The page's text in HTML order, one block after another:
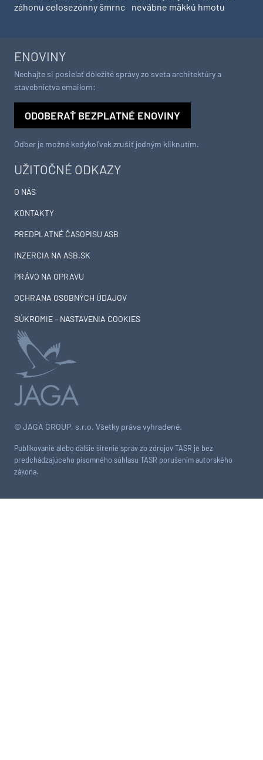
záhonu celosezónny šmrnc
nevábne mäkkú hmotu
© JAGA GROUP, s.r.o. Všetky práva vyhradené.
Publikovanie alebo ďalšie šírenie správ zo zdrojov TASR je bez
predchádzajúceho písomného súhlasu TASR porušením autorského
zákona.
UŽITOČNÉ ODKAZY
O NÁS
KONTAKTY
PREDPLATNÉ ČASOPISU ASB
INZERCIA NA ASB.SK
PRÁVO NA OPRAVU
OCHRANA OSOBNÝCH ÚDAJOV
SÚKROMIE – NASTAVENIA COOKIES
ENOVINY
Nechajte si posielať dôležité správy zo sveta architektúry a
stavebníctva emailom:
ODOBERAŤ BEZPLATNÉ ENOVINY
Odber je možné kedykoľvek zrušiť jedným kliknutím.